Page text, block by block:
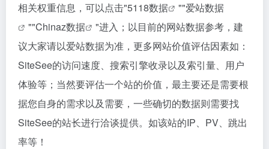
相关权重信息，可以点击"5118数据 ""爱站数据
""Chinaz数据
"进入；以目前的网站数据参考，建
议大家请以爱站数据为准，更多网站价值评估因素如：
SiteSee的访问速度、搜索引擎收录以及索引量、用户
体验等；当然要评估一个站的价值，最主要还是需要根
据您自身的需求以及需要，一些确切的数据则需要找
SiteSee的站长进行洽谈提供。如该站的IP、PV、跳出
率等！